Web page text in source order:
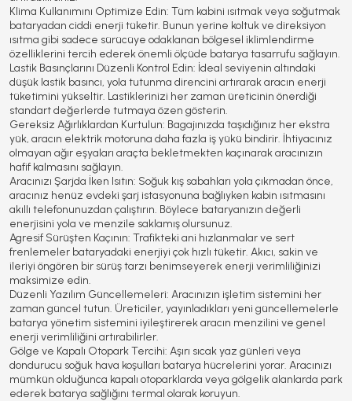
Klima Kullanımını Optimize Edin: Tüm kabini ısıtmak veya soğutmak
bataryadan ciddi enerji tüketir. Bunun yerine koltuk ve direksiyon
ısıtma gibi sadece sürücüye odaklanan bölgesel iklimlendirme
özelliklerini tercih ederek önemli ölçüde batarya tasarrufu sağlayın.
Lastik Basınçlarını Düzenli Kontrol Edin: İdeal seviyenin altındaki
düşük lastik basıncı, yola tutunma direncini artırarak aracın enerji
tüketimini yükseltir. Lastiklerinizi her zaman üreticinin önerdiği
standart değerlerde tutmaya özen gösterin.
Gereksiz Ağırlıklardan Kurtulun: Bagajınızda taşıdığınız her ekstra
yük, aracın elektrik motoruna daha fazla iş yükü bindirir. İhtiyacınız
olmayan ağır eşyaları araçta bekletmekten kaçınarak aracınızın
hafif kalmasını sağlayın.
Aracınızı Şarjda İken Isıtın: Soğuk kış sabahları yola çıkmadan önce,
aracınız henüz evdeki şarj istasyonuna bağlıyken kabin ısıtmasını
akıllı telefonunuzdan çalıştırın. Böylece bataryanızın değerli
enerjisini yola ve menzile saklamış olursunuz.
Agresif Sürüşten Kaçının: Trafikteki ani hızlanmalar ve sert
frenlemeler bataryadaki enerjiyi çok hızlı tüketir. Akıcı, sakin ve
ileriyi öngören bir sürüş tarzı benimseyerek enerji verimliliğinizi
maksimize edin.
Düzenli Yazılım Güncellemeleri: Aracınızın işletim sistemini her
zaman güncel tutun. Üreticiler, yayınladıkları yeni güncellemelerle
batarya yönetim sistemini iyileştirerek aracın menzilini ve genel
enerji verimliliğini artırabilirler.
Gölge ve Kapalı Otopark Tercihi: Aşırı sıcak yaz günleri veya
dondurucu soğuk hava koşulları batarya hücrelerini yorar. Aracınızı
mümkün olduğunca kapalı otoparklarda veya gölgelik alanlarda park
ederek batarya sağlığını termal olarak koruyun.